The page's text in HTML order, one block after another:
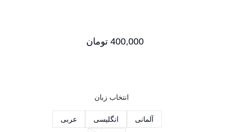
400,000 تومان
انتخاب زبان
آلمانی انگلیسی عربی